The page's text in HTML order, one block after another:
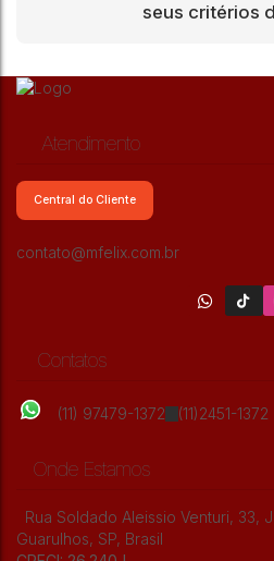
seus critérios
Atendimento
Central do Cliente
contato@mfelix.com.br
Contatos
(11) 97479-1372 (11)2451-1372
Onde Estamos
Rua Soldado Aleissio Venturi, 33,
Guarulhos, SP, Brasil